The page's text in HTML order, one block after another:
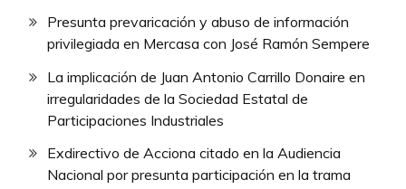
Presunta prevaricación y abuso de información
privilegiada en Mercasa con José Ramón Sempere
La implicación de Juan Antonio Carrillo Donaire en
irregularidades de la Sociedad Estatal de
Participaciones Industriales
Exdirectivo de Acciona citado en la Audiencia
Nacional por presunta participación en la trama